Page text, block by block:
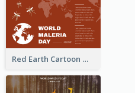
Red Earth Cartoon World Malaria Day Greeting Card